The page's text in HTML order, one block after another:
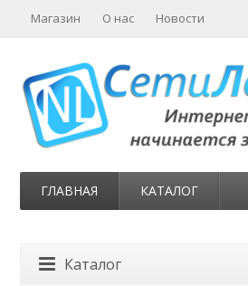
Магазин О нас Новости
ГЛАВНАЯ КАТАЛОГ
Каталог